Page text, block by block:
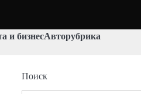
и бизнесАвторубрика
Поиск